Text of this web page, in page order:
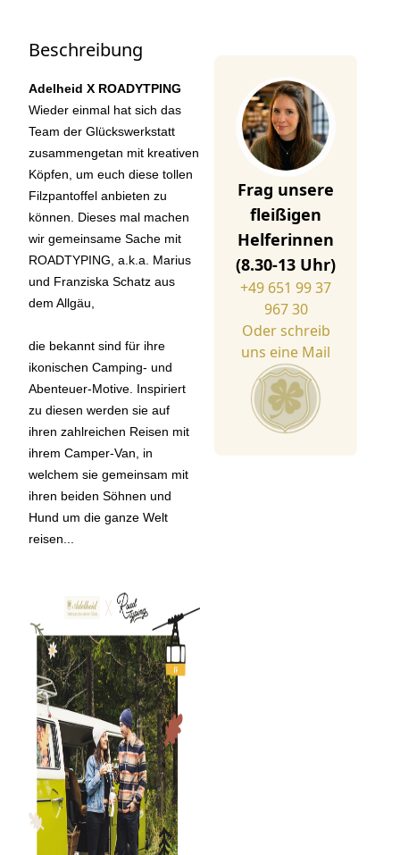
Beschreibung
Adelheid X ROADYTPING
Wieder einmal hat sich das
Team der Glückswerkstatt
zusammengetan mit kreativen
Köpfen, um euch diese tollen
Filzpantoffel anbieten zu
können. Dieses mal machen
wir gemeinsame Sache mit
ROADTYPING, a.k.a. Marius
und Franziska Schatz aus
dem Allgäu,
die bekannt sind für ihre
ikonischen Camping- und
Abenteuer-Motive. Inspiriert
zu diesen werden sie auf
ihren zahlreichen Reisen mit
ihrem Camper-Van, in
welchem sie gemeinsam mit
ihren beiden Söhnen und
Hund um die ganze Welt
reisen...
Frag unsere
fleißigen
Helferinnen
(8.30-13 Uhr)
+49 651 99 37
967 30
Oder schreib
uns eine Mail